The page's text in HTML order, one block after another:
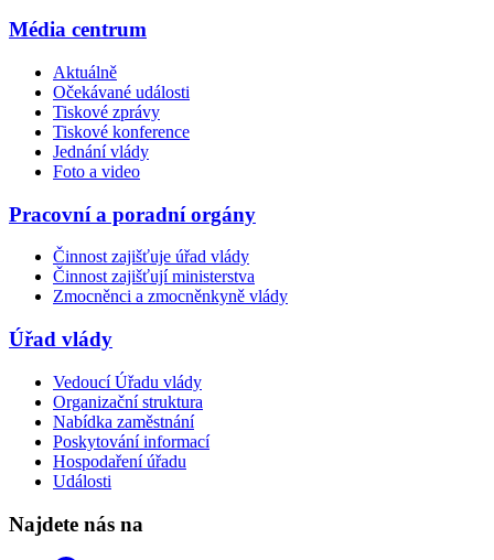
Média centrum
Aktuálně
Očekávané události
Tiskové zprávy
Tiskové konference
Jednání vlády
Foto a video
Pracovní a poradní orgány
Činnost zajišťuje úřad vlády
Činnost zajišťují ministerstva
Zmocněnci a zmocněnkyně vlády
Úřad vlády
Vedoucí Úřadu vlády
Organizační struktura
Nabídka zaměstnání
Poskytování informací
Hospodaření úřadu
Události
Najdete nás na